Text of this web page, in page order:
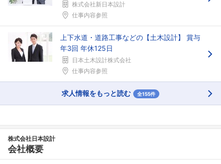
株式会社新日本設計
仕事内容参照
上下水道・道路工事などの【土木設計】 賞与
年3回 年休125日
日本土木設計株式会社
仕事内容参照
求人情報をもっと読む 全155件
株式会社日本設計
会社概要